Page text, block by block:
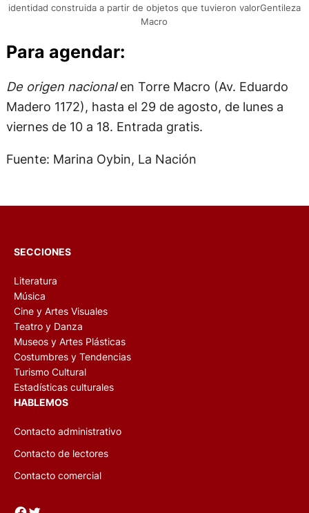
identidad construida a partir de objetos que tuvieron valorGentileza
Macro
Para agendar:
De origen nacionalen Torre Macro (Av. Eduardo
Madero 1172), hasta el 29 de agosto, de lunes a
viernes de 10 a 18. Entrada gratis.
Fuente: Marina Oybin, La Nación
SECCIONES
Literatura
Música
Cine y Artes Visuales
Teatro y Danza
Museos y Artes Plásticas
Costumbres y Tendencias
Turismo Cultural
Estadísticas culturales
HABLEMOS
Contacto administrativo
Contacto de lectores
Contacto comercial